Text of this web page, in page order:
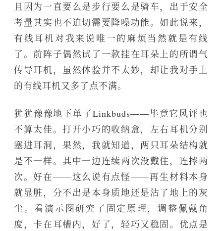
且因为一直要么是步行要么是骑车，出于安全
考量其实也不迫切需要降噪功能。如此说来，
有线耳机对我来说唯一的麻烦当然就是有线
了。前阵子偶然试了一款挂在耳朵上的所谓气
传导耳机，虽然体验并不太妙，却让我对手上
的有线耳机又多了点不满。
犹犹豫豫地下单了Linkbuds——毕竟它风评也
不算太佳。打开小巧的收纳盒，左右耳机分别
塞进耳洞，果然，我就知道，两只耳朵结构就
是不一样。其中一边连续两次没戴住，连摔两
次。好在——这么说有点怪——再生材料本身
就显脏，分不出是本身质地还是沾了地上的灰
尘。看演示图研究了固定原理，调整佩戴角
度，卡在耳槽内，好了，轻巧又稳固。优点是